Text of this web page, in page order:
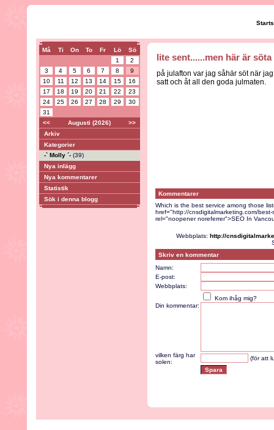
Må Ti On To Fr Lö
Sö
1
2
3
4 5 6 7 8
9
10
11 12 13 14 15
16
17
18 19 20 21 22
23
24
25 26 27 28 29
30
31
<<
Augusti (2026)
>>
Arkiv
Kategorier
-` Molly ´- (39)
Nya inlägg
Nya kommentarer
Statistik
Sök i denna blogg
lite sent......men här är
på julafton var jag såhär söt när jag
satt och åt all den goda julmaten.
Kommentarer
Which is the best service among those
href="http://cnsdigitalmarketing.com/
rel="noopener noreferrer">SEO In
Webbplats: http://
Skriv en kommentar
Namn:
E-post:
Webbplats:
Kom ihåg mig?
Din kommentar:
vilken färg har
solen:
(för att